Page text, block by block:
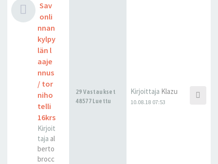
Sav
onli
nnan
kylpy
län l
aaje
nnus
/ tor
niho
telli
16krs
Kirjoit
taja al
berto
brocc
29 Vastaukset
48577 Luettu
Kirjoittaja Klazu
10.08.18 07:53